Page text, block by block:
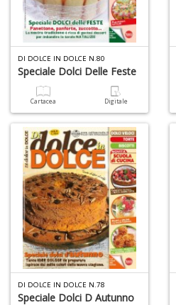
DI DOLCE IN DOLCE N.80
Speciale Dolci Delle Feste
Cartacea Digitale
DI DOLCE IN DOLCE N.78
Speciale Dolci D Autunno